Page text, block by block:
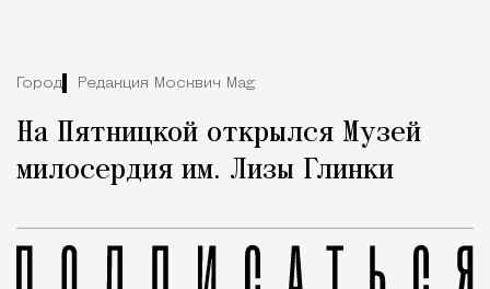
Город Редакция Москвич Mag
На Пятницкой открылся Музей
милосердия им. Лизы Глинки